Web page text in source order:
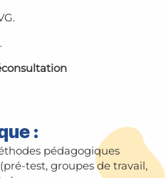
:
pédagogiques
test, groupes de travail,